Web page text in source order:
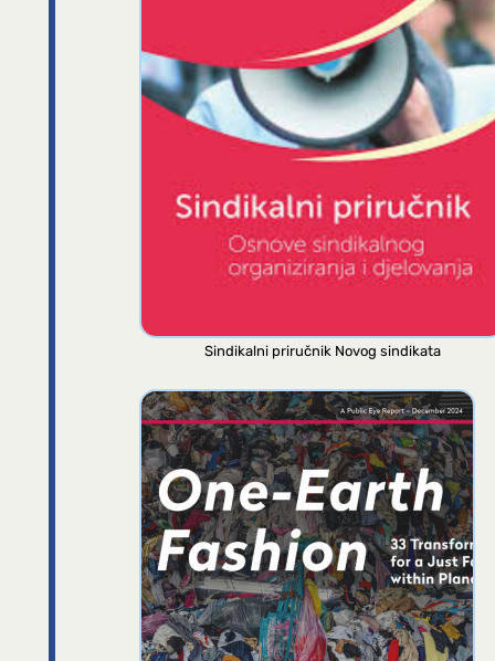
Sindikalni priručnik Novog sindikata